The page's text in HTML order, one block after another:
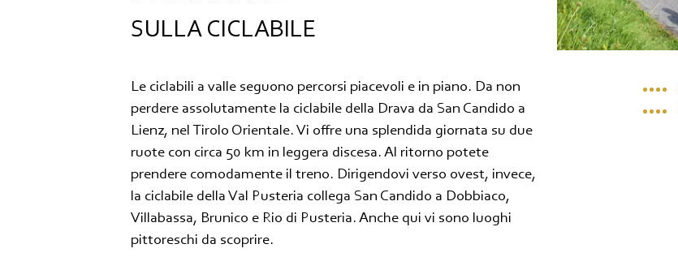
SULLA CICLABILE
Le ciclabili a valle seguono percorsi piacevoli e in piano. Da non
perdere assolutamente la ciclabile della Drava da San Candido a
Lienz, nel Tirolo Orientale. Vi offre una splendida giornata su due
ruote con circa 50 km in leggera discesa. Al ritorno potete
prendere comodamente il treno. Dirigendovi verso ovest, invece,
la ciclabile della Val Pusteria collega San Candido a Dobbiaco,
Villabassa, Brunico e Rio di Pusteria. Anche qui vi sono luoghi
pittoreschi da scoprire.